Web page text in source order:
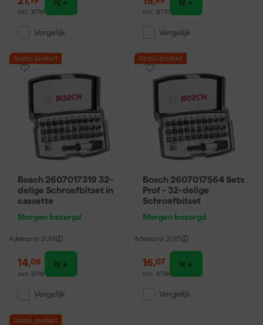
incl. BTW
Vergelijk
incl. BTW
Vergelijk
Gratis product
Bosch 2607017319 32-
delige Schroefbitset in
cassette
Morgen bezorgd
Adviesprijs 21,93
14,09
incl. BTW
Vergelijk
Gratis product
Bosch 2607017564 Sets
Prof - 32-delige
Schroefbitset
Morgen bezorgd
Adviesprijs 21,93
16,07
incl. BTW
Vergelijk
Gratis product